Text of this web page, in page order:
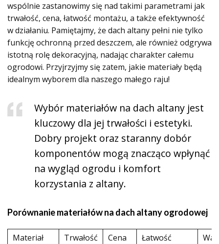
wspólnie zastanowimy się nad takimi parametrami jak
trwałość, cena, łatwość montażu, a także efektywność
w działaniu. Pamiętajmy, że dach altany pełni nie tylko
funkcję ochronną przed deszczem, ale również odgrywa
istotną rolę dekoracyjną, nadając charakter całemu
ogrodowi. Przyjrzyjmy się zatem, jakie materiały będą
idealnym wyborem dla naszego małego raju!
Wybór materiałów na dach altany jest
kluczowy dla jej trwałości i estetyki.
Dobry projekt oraz staranny dobór
komponentów mogą znacząco wpłynąć
na wygląd ogrodu i komfort
korzystania z altany.
Porównanie materiałów na dach altany ogrodowej
Materiał Trwałość
Cena
Łatwość